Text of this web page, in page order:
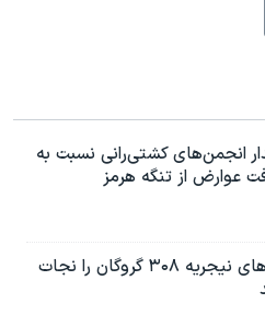
انجمن‌های کشتی‌رانی نسبت به
عوارض از تنگه هرمز
نیروهای نیجریه‌ ۳۰۸ گروگان را نجات